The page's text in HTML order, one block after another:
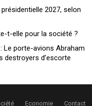
2027, selon
t-elle pour la société ?
Le porte-avions Abraham
destroyers d’escorte
Economie Contact